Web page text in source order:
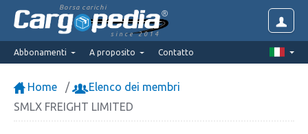
Borsa carichi
since 2014
Abbonamenti A proposito Contatto
Home
Elenco dei membri
SMLX FREIGHT LIMITED